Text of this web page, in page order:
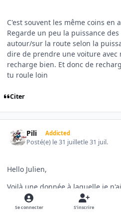
C'est souvent les même coins en
Regarde un peu la puissance
autour/sur la route selon la
dire de prendre une voiture avec
recharge bien. Et donc de
tu roule loin
Citer
Pili Addicted
Posté(e) le 31 juilletle 31 juil.
Hello Julien,
Voilà une donnée à laquelle je
Est ce que en même temps que
Se connecter S’inscrire